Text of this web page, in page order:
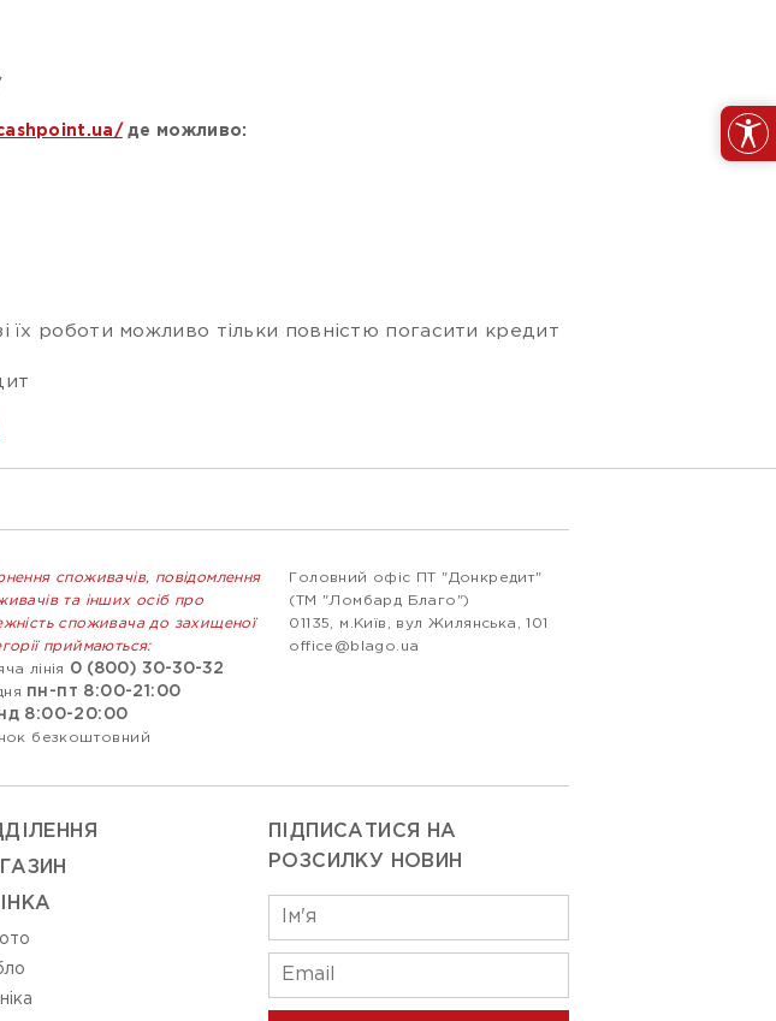
де можливо:
їх роботи можливо тільки повністю погасити кредит
споживачів, повідомлення
та інших осіб про
споживача до захищеної
приймаються:
лінія
0 (800) 30-30-32
пн-пт 8:00-21:00
8:00-20:00
безкоштовний
Головний офіс ПТ "Донкредит"
(ТМ "Ломбард Благо")
01135, м.Київ, вул Жилянська, 101
office@blago.ua
ПІДПИСАТИСЯ НА
РОЗСИЛКУ НОВИН